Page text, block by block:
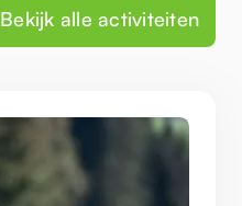
Bekijk alle activiteiten